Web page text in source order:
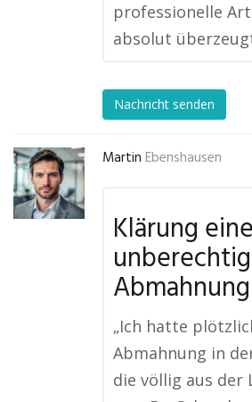
professionelle
absolut
Nachricht senden
Martin Ebenshausen
Klärung
Abmahnung
„Ich hatte
Abmahnung in
die völlig aus der